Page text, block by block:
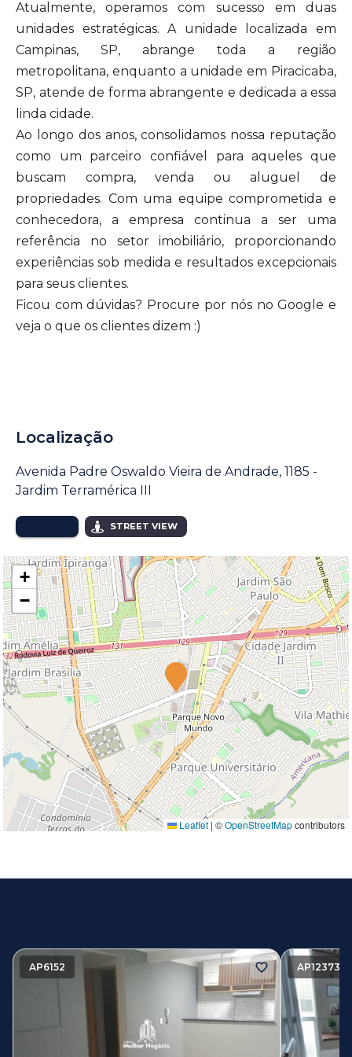
Atualmente, operamos com sucesso em duas
unidades estratégicas. A unidade localizada em
Campinas, SP, abrange toda a região
metropolitana, enquanto a unidade em Piracicaba,
SP, atende de forma abrangente e dedicada a essa
linda cidade.
Ao longo dos anos, consolidamos nossa reputação
como um parceiro confiável para aqueles que
buscam compra, venda ou aluguel de
propriedades. Com uma equipe comprometida e
conhecedora, a empresa continua a ser uma
referência no setor imobiliário, proporcionando
experiências sob medida e resultados excepcionais
para seus clientes.
Ficou com dúvidas? Procure por nós no Google e
veja o que os clientes dizem :)
Localização
Avenida Padre Oswaldo Vieira de Andrade, 1185 -
Jardim Terramérica III
STREET VIEW
+
−
Leaflet | ©OpenStreetMapcontributors
AP6152 AP12373